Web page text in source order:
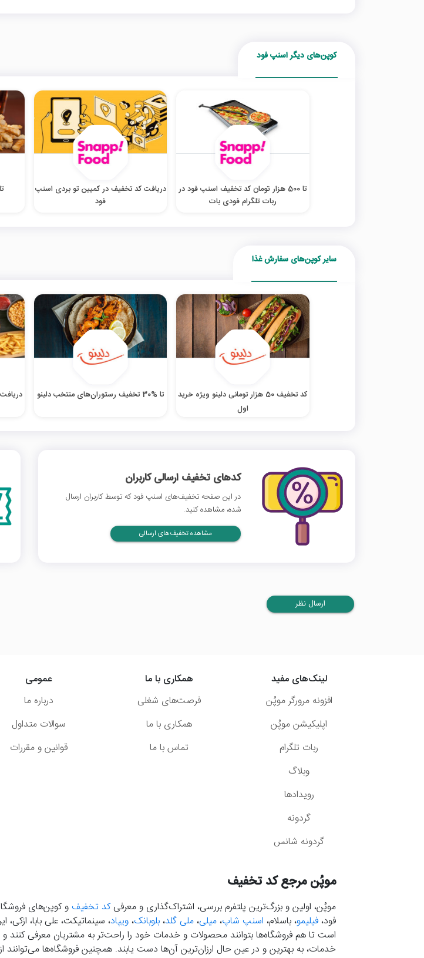
کوپن‌های دیگر اسنپ فود
تا 500 هزار تومان کد تخفیف اسنپ فود در
ربات تلگرام فودی بات
دریافت کد تخفیف در کمپین تو بردی اسنپ
فود
تا
سایر کوپن‌های سفارش غذا
کد تخفیف 50 هزار تومانی دلینو ویژه خرید
اول
تا %30 تخفیف رستوران‌های منتخب دلینو دریافت کد
کدهای تخفیف ارسالی کاربران
در این صفحه تخفیف‌های اسنپ فود که توسط کاربران ارسال
شده، مشاهده کنید.
مشاهده تخفیف‌های ارسالی
ارسال نظر
لینک‌های مفید
افزونه مرورگر موپُن
اپلیکیشن موپُن
ربات تلگرام
وبلاگ
رویدادها
گردونه
گردونه شانس
همکاری با ما
فرصت‌های شغلی
همکاری با ما
تماس با ما
عمومی
درباره ما
سوالات متداول
قوانین و مقررات
موپُن مرجع کد تخفیف
موپُن، اولین و بزرگ‌ترین پلتفرم بررسی، اشتراک‌گذاری و معرفیکد تخفیفو کوپن‌های
فود، فیلیمو، باسلام، اسنپ شاپ، میلی، ملی گلد، بلوبانک، ویپاد، سینماتیکت، علی بابا،
است تا هم فروشگاه‌ها بتوانند محصولات و خدمات خود را راحت‌تر به مشتریان معرفی کنند و
خدمات، به بهترین و در عین حال ارزان‌ترین آن‌ها دست‌ یابند. همچنین فروشگاه‌ها می‌توانند